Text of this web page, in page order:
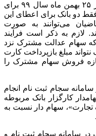
دریافت کارت اعتباری سهام عدالت از ۲۵ بهمن ماه سال ۹۹ برای
دو بانک برای اعطای این
می‌توانند به صورت
لازم به ذکر است فرآیند
سهام عدالت مشترک نزد
مبلغ بازپرداخت کارت
فروش سهام مشترک را
سجام ثبت نام انجام
کارگزار بانک مربوطه
تجارت»، سهام دار نسبت به
سامانه سجام ثبت نام و